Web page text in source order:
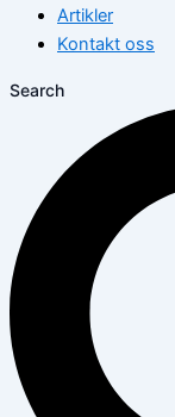
Artikler
Kontakt oss
Search